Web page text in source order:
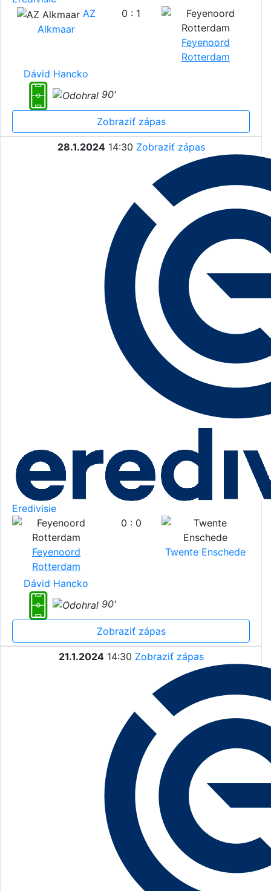
AZ
Alkmaar
0 : 1
Feyenoord
Rotterdam
Dávid Hancko
90'
Zobraziť zápas
28.1.2024 14:30 Zobraziť zápas
Eredivisie
Feyenoord
Rotterdam
0 : 0
Twente Enschede
Dávid Hancko
90'
Zobraziť zápas
21.1.2024 14:30 Zobraziť zápas